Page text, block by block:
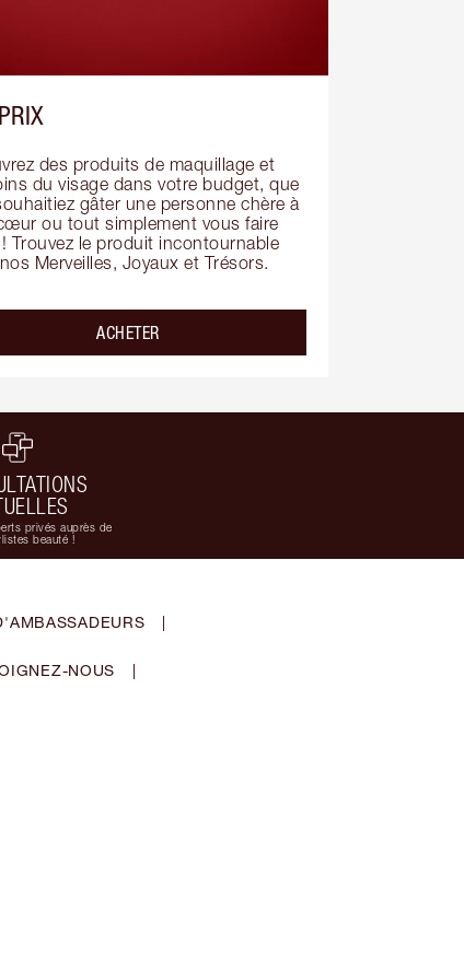
des produits de maquillage et
du visage dans votre budget, que
gâter une personne chère à
ou tout simplement vous faire
Trouvez le produit incontournable
Merveilles, Joyaux et Trésors.
ACHETER
privés auprès de
beauté !
|
NOUS |